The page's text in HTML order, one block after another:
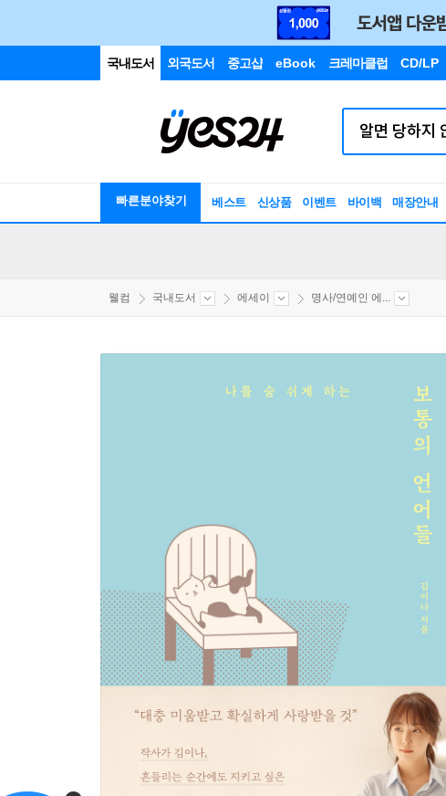
국내도서 외국도서 중고샵 eBook 크레마클럽 CD/LP
빠른분야찾기 베스트 신상품 이벤트 바이백 매장안내
웰컴 국내도서 에세이 명사/연예인 에...